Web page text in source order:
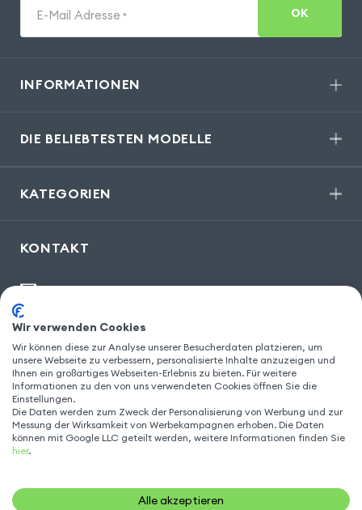
E-Mail Adresse * OK
INFORMATIONEN
DIE BELIEBTESTEN MODELLE
KATEGORIEN
KONTAKT
kontakt@gsm55.de
30, bis rue Girard
FOLGEN SIE UNS
Wir verwenden Cookies
Wir können diese zur Analyse unserer Besucherdaten platzieren, um
unsere Webseite zu verbessern, personalisierte Inhalte anzuzeigen und
Ihnen ein großartiges Webseiten-Erlebnis zu bieten. Für weitere
Informationen zu den von uns verwendeten Cookies öffnen Sie die
Einstellungen.
Die Daten werden zum Zweck der Personalisierung von Werbung und zur
Messung der Wirksamkeit von Werbekampagnen erhoben. Die Daten
können mit Google LLC geteilt werden, weitere Informationen finden Sie
hier.
Alle akzeptieren